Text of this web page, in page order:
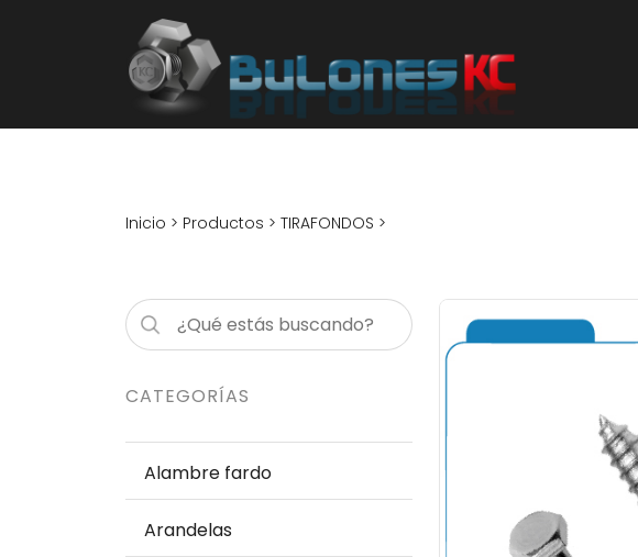
Inicio > Productos > TIRAFONDOS >
CATEGORÍAS
Alambre fardo
Arandelas